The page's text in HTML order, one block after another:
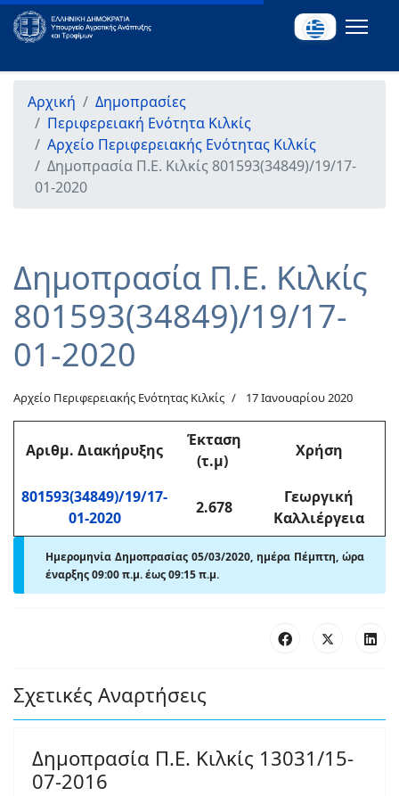
Αρχική
Δημοπρασίες
Περιφερειακή Ενότητα Κιλκίς
Αρχείο Περιφερειακής Ενότητας Κιλκίς
Δημοπρασία Π.Ε. Κιλκίς 801593(34849)/19/17-
01-2020
Δημοπρασία Π.Ε. Κιλκίς
801593(34849)/19/17-
01-2020
Αρχείο Περιφερειακής Ενότητας Κιλκίς 17 Ιανουαρίου 2020
Αριθμ. Διακήρυξης
Έκταση
(τ.μ)
Χρήση
801593(34849)/19/17-
01-2020
2.678
Γεωργική
Καλλιέργεια
Ημερομηνία Δημοπρασίας 05/03/2020, ημέρα Πέμπτη, ώρα
έναρξης 09:00 π.μ. έως 09:15 π.μ.
Σχετικές Αναρτήσεις
Δημοπρασία Π.Ε. Κιλκίς 13031/15-
07-2016